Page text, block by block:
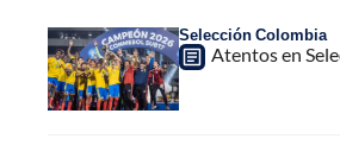
Selección Colombia
Atentos en